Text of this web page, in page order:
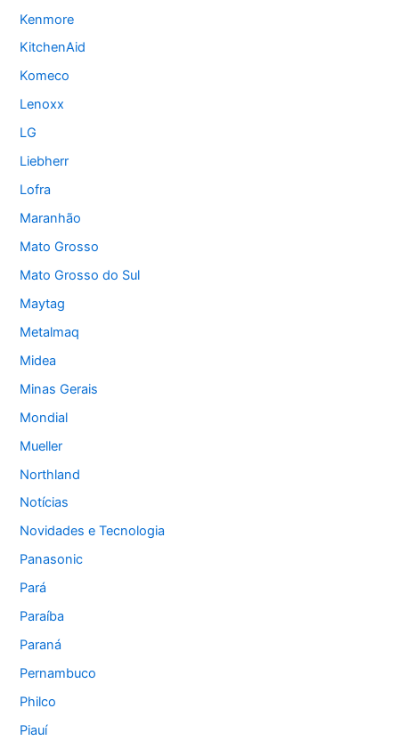
Kenmore
KitchenAid
Komeco
Lenoxx
LG
Liebherr
Lofra
Maranhão
Mato Grosso
Mato Grosso do Sul
Maytag
Metalmaq
Midea
Minas Gerais
Mondial
Mueller
Northland
Notícias
Novidades e Tecnologia
Panasonic
Pará
Paraíba
Paraná
Pernambuco
Philco
Piauí